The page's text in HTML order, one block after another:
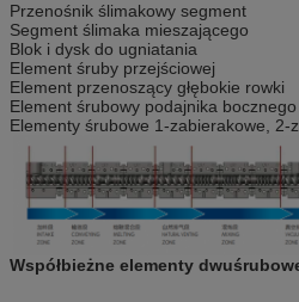
Przenośnik ślimakowy segment
Segment ślimaka mieszającego
Blok i dysk do ugniatania
Element śruby przejściowej
Element przenoszący głębokie rowki
Element śrubowy podajnika bocznego
Elementy śrubowe 1-zabierakowe, 2-
Współbieżne elementy